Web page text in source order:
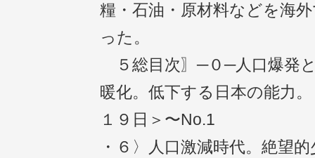
糧・石油・原材料などを海
った。
５総目次〗─０─人口爆発
暖化。低下する日本の能力
１９日＞〜No.1
・６〉人口激減時代。絶望